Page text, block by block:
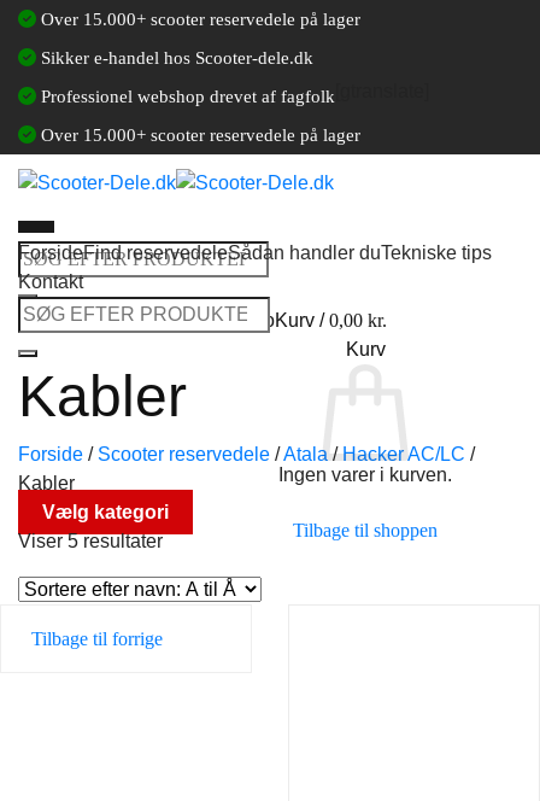
Fortsæt
indhold
Over 15.000+ scooter reservedele på lager
Sikker e-handel hos Scooter-dele.dk
Professionel webshop drevet af fagfolk
Over 15.000+ scooter reservedele på lager
Søg
efter:
Log ind / Opret en kundekontoKurv /0,00 kr.
Kurv
Ingen varer i kurven.
Tilbage til shoppen
ForsideFind reservedeleSådan handler duTekniske tips
Kontakt
Søg
efter:
Kabler
Forside / Scooter reservedele /Atala / Hacker AC/LC /
Kabler
Vælg kategori
Viser 5 resultater
Tilbage til forrige